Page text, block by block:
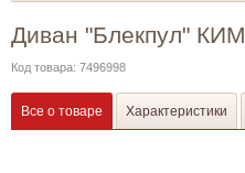
Диван "Блекпул" КИМ
Код товара: 7496998
Все о товаре Характеристики